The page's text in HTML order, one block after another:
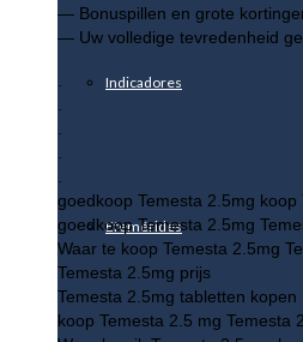
Indicadores
Efemérides
— Bonuspillen en grote
— Uw volledige tevredenheid
goedkoop Temesta 2.5mg koop
goedkoop Temesta 2.5mg
Waar te koop Temesta 2.5mg
Temesta 2.5mg prijs
Temesta 2.5mg tabletten kopen
koop Temesta 2.5 mg Temesta